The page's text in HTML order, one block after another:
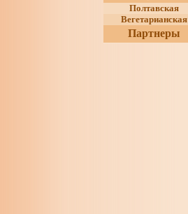
Полтавская
Вегетарианская
Партнеры